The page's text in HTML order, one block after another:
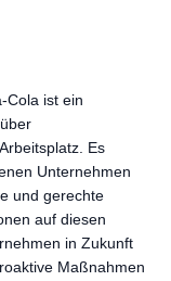
Cola ist ein
Es
Unternehmen
und gerechte
auf diesen
in Zukunft
Maßnahmen